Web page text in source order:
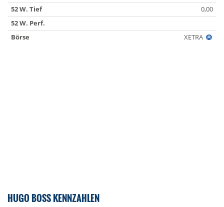
52 W. Tief
0,00
52 W. Perf.
Börse
XETRA
HUGO BOSS KENNZAHLEN